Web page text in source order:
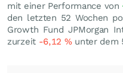
mit einer Performance von
den letzten 52 Wochen
Growth Fund JPMorgan
zurzeit -6,12 %unter dem